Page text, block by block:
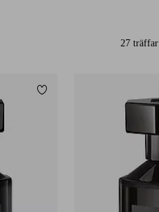
27 träffar
Lägg till i favoriter